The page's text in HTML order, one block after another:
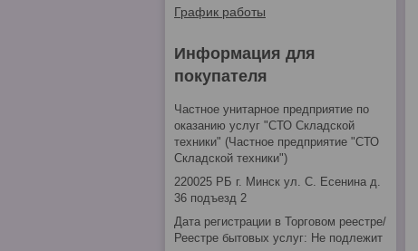
График работы
Информация для
покупателя
Частное унитарное предприятие по
оказанию услуг "СТО Складской
техники" (Частное предприятие "СТО
Складской техники")
220025 РБ г. Минск ул. С. Есенина д.
36 подъезд 2
Дата регистрации в Торговом реестре/
Реестре бытовых услуг: Не подлежит